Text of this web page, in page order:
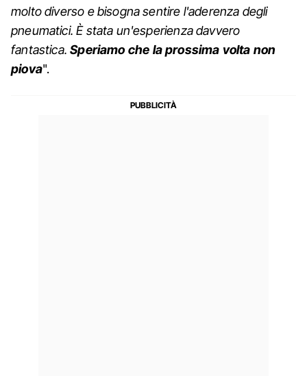
molto diverso e bisogna sentire l'aderenza degli
pneumatici. È stata un'esperienza davvero
fantastica.Speriamo che la prossima volta non
piova".